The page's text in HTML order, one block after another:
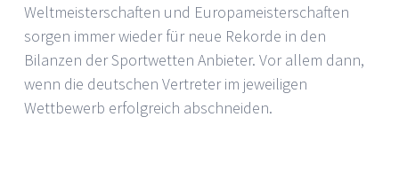
Weltmeisterschaften und Europameisterschaften
sorgen immer wieder für neue Rekorde in den
Bilanzen der Sportwetten Anbieter. Vor allem dann,
wenn die deutschen Vertreter im jeweiligen
Wettbewerb erfolgreich abschneiden.